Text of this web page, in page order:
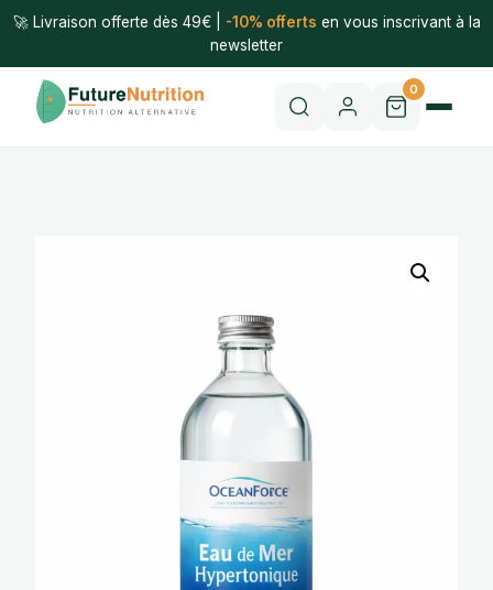
🚀 Livraison offerte dès 49€ | -10% offerts en vous inscrivant à la
newsletter
0